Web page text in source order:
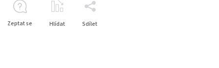
Zeptat se Hlídat Sdílet